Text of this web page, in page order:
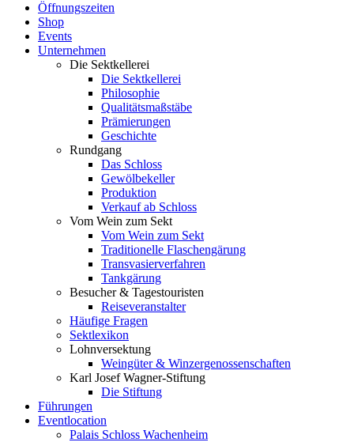
Öffnungszeiten
Shop
Events
Unternehmen
Die Sektkellerei
Die Sektkellerei
Philosophie
Qualitätsmaßstäbe
Prämierungen
Geschichte
Rundgang
Das Schloss
Gewölbekeller
Produktion
Verkauf ab Schloss
Vom Wein zum Sekt
Vom Wein zum Sekt
Traditionelle Flaschengärung
Transvasierverfahren
Tankgärung
Besucher & Tagestouristen
Reiseveranstalter
Häufige Fragen
Sektlexikon
Lohnversektung
Weingüter & Winzergenossenschaften
Karl Josef Wagner-Stiftung
Die Stiftung
Führungen
Eventlocation
Palais Schloss Wachenheim